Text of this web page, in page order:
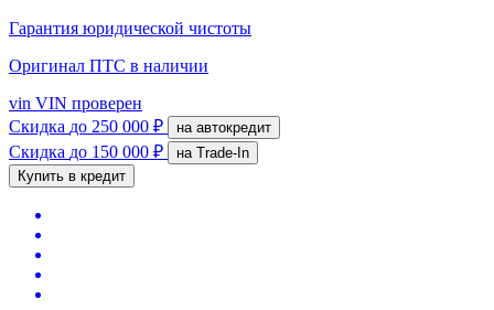
Гарантия юридической чистоты
Оригинал ПТС в наличии
vin VIN проверен
Скидка до 250 000 ₽ на автокредит
Скидка до 150 000 ₽
на Trade-In
Купить в кредит